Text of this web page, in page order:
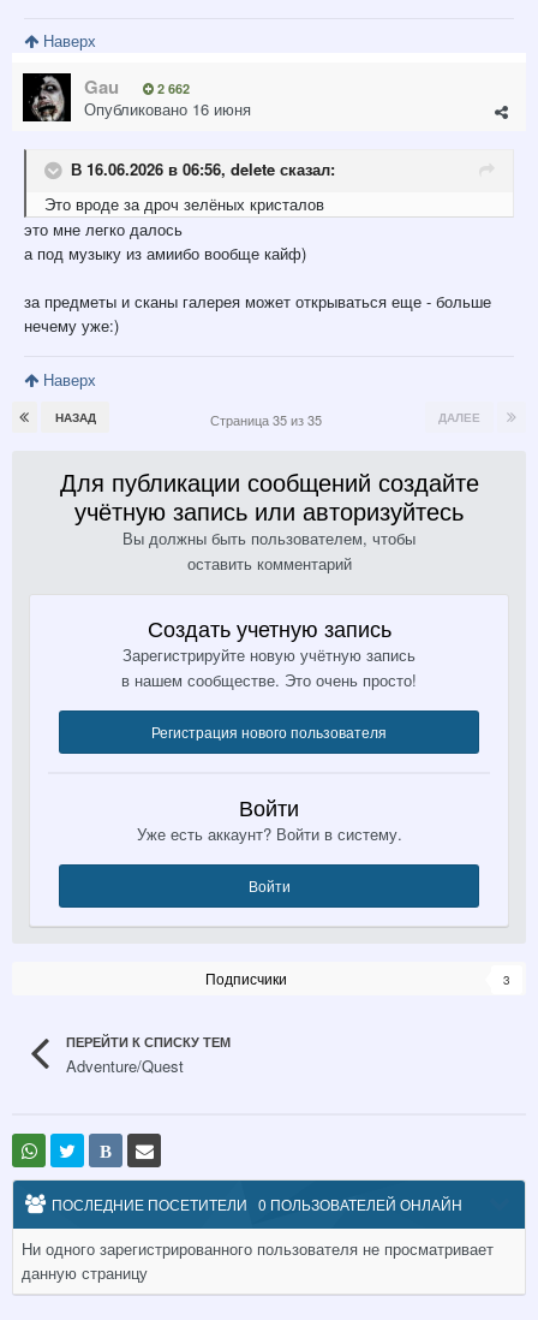
Наверх
Gau 2 662
Опубликовано 16 июня
В 16.06.2026 в 06:56, delete сказал:
Это вроде за дроч зелёных кристалов
это мне легко далось
а под музыку из амиибо вообще кайф)
за предметы и сканы галерея может открываться еще - больше
нечему уже:)
Наверх
НАЗАД ДАЛЕЕ
Страница 35 из 35
Для публикации сообщений создайте
учётную запись или авторизуйтесь
Вы должны быть пользователем, чтобы
оставить комментарий
Создать учетную запись
Зарегистрируйте новую учётную запись
в нашем сообществе. Это очень просто!
Регистрация нового пользователя
Войти
Уже есть аккаунт? Войти в систему.
Войти
Подписчики 3
ПЕРЕЙТИ К СПИСКУ ТЕМ
Adventure/Quest
В
ПОСЛЕДНИЕ ПОСЕТИТЕЛИ 0 ПОЛЬЗОВАТЕЛЕЙ ОНЛАЙН
Ни одного зарегистрированного пользователя не просматривает
данную страницу